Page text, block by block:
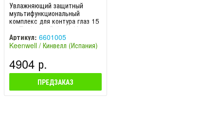
Увлажняющий защитный
мультифункциональный
комплекс для контура глаз 15
мл Evolution Sphere H
Артикул: 6601005
Keenwell / Кинвелл (Испания)
4904 р.
ПРЕДЗАКАЗ